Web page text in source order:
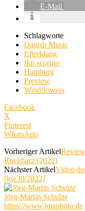
E-Mail
Schlagworte
Danish Music
Efterklang
fkp scorpio
Hamburg
Preview
Windflowers
Facebook
X
Pinterest
WhatsApp
Vorheriger Artikel
Rockharz (2022)
Nächster ArtikelVideo
[kw30/2022]
Jörg-Martin Schulze
https://www.jmsphoto.de